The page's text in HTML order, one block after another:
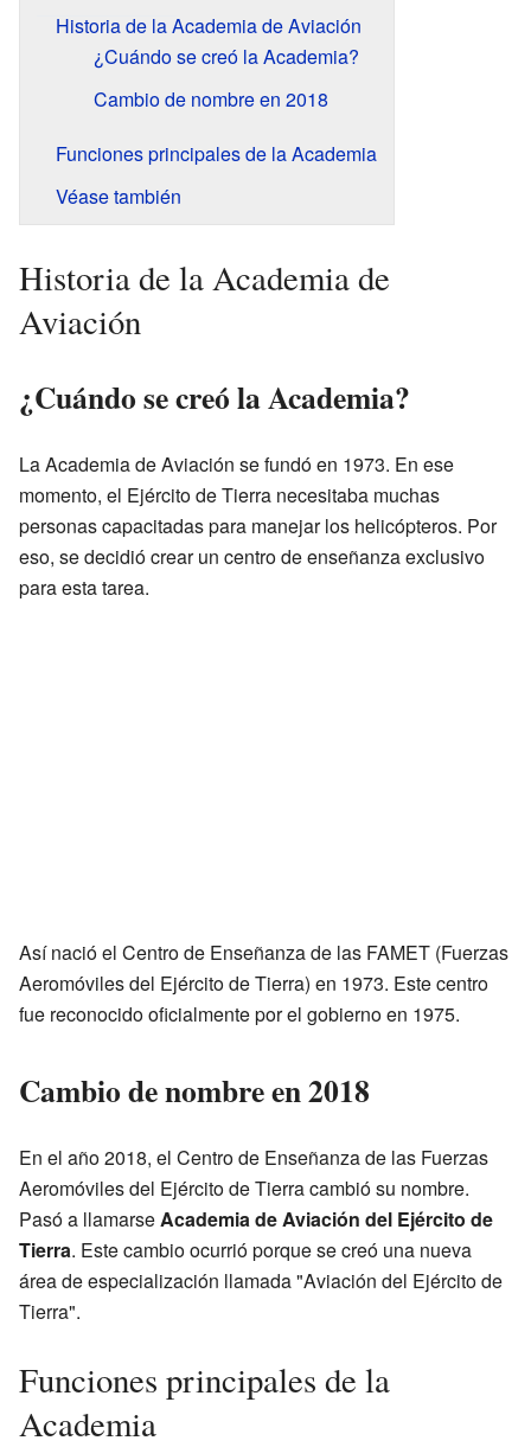
Historia de la Academia de Aviación
¿Cuándo se creó la Academia?
Cambio de nombre en 2018
Funciones principales de la Academia
Véase también
Historia de la Academia de
Aviación
¿Cuándo se creó la Academia?
La Academia de Aviación se fundó en 1973. En ese
momento, el Ejército de Tierra necesitaba muchas
personas capacitadas para manejar los helicópteros. Por
eso, se decidió crear un centro de enseñanza exclusivo
para esta tarea.
Así nació el Centro de Enseñanza de las FAMET (Fuerzas
Aeromóviles del Ejército de Tierra) en 1973. Este centro
fue reconocido oficialmente por el gobierno en 1975.
Cambio de nombre en 2018
En el año 2018, el Centro de Enseñanza de las Fuerzas
Aeromóviles del Ejército de Tierra cambió su nombre.
Pasó a llamarseAcademia de Aviación del Ejército de
Tierra. Este cambio ocurrió porque se creó una nueva
área de especialización llamada "Aviación del Ejército de
Tierra".
Funciones principales de la
Academia